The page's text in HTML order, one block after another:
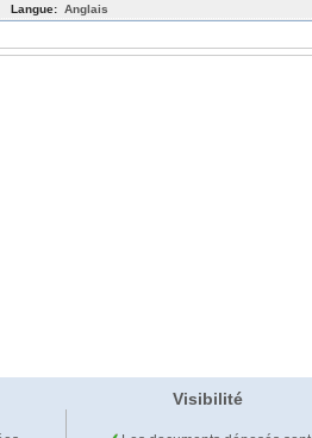
Langue: Anglais
Visibilité